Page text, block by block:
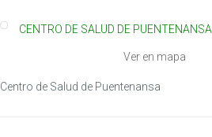
CENTRO DE SALUD DE PUENTENANSA
Ver en mapa
Centro de Salud de Puentenansa